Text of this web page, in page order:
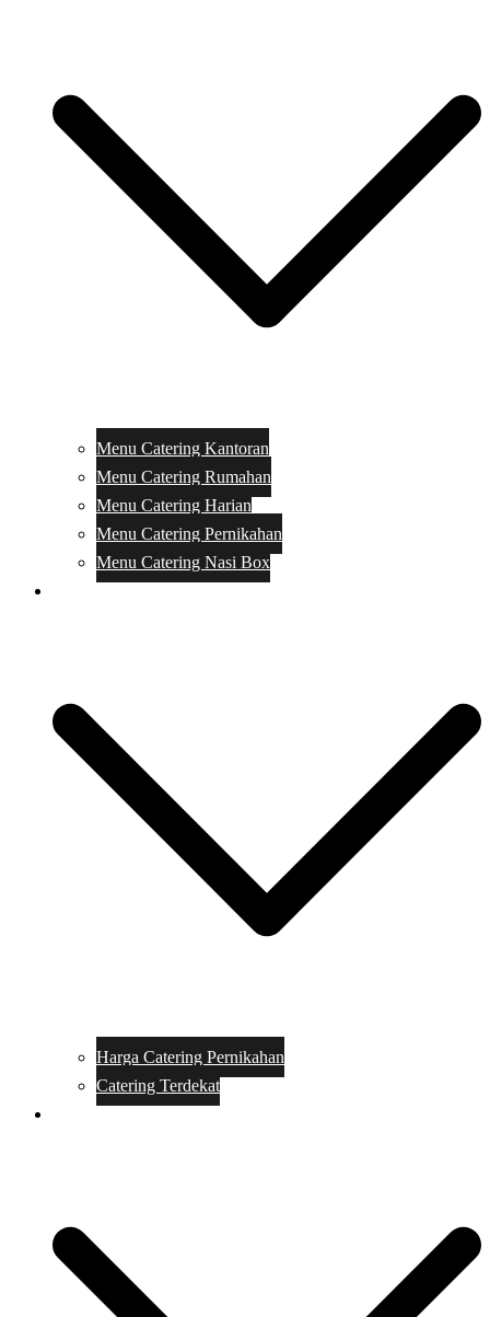
Menu Catering Kantoran
Menu Catering Rumahan
Menu Catering Harian
Menu Catering Pernikahan
Menu Catering Nasi Box
Harga Catering Pernikahan
Catering Terdekat